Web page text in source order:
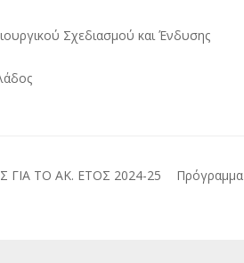
Σχεδιασμού και Ένδυσης
ΓΙΑ ΤΟ ΑΚ. ΕΤΟΣ 2024-25